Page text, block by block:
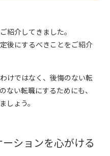
紹介してきました。
後にするべきことをご紹介
けではなく、後悔のない転
ない転職にするためにも、
しょう。
ションを心がける